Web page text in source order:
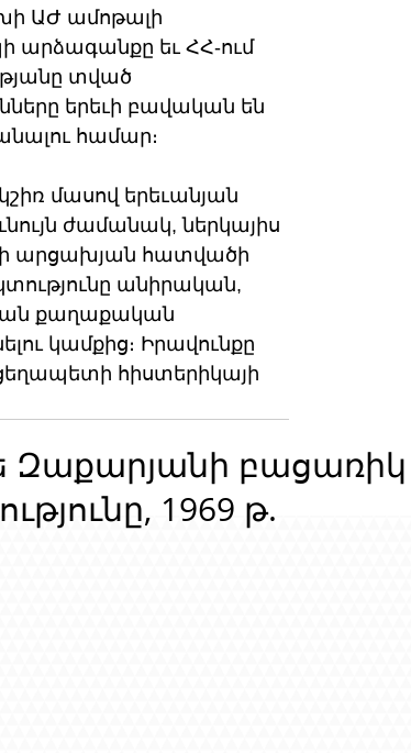
ԱԺ ամոթալի
արձագանքը եւ ՀՀ-ում
տված
երեւի բավական են
համար։
մասով երեւանյան
ժամանակ, ներկայիս
արցախյան հատվածի
անիրական,
քաղաքական
կամքից։ Իրավունքը
հիստերիկայի
Զաքարյանի բացառիկ
1969 թ.